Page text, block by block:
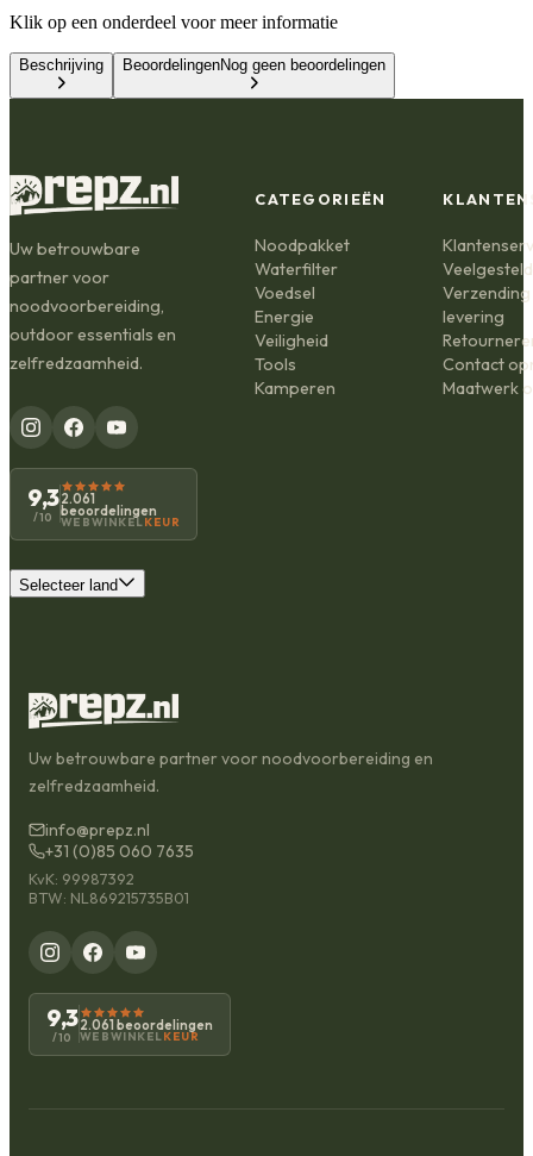
Klik op een onderdeel voor meer informatie
Beschrijving BeoordelingenNog geen beoordelingen
Uw betrouwbare
partner voor
noodvoorbereiding,
outdoor essentials en
zelfredzaamheid.
9,3
/10
2.061
beoordelingen
WEBWINKEL KEUR
Selecteer land
CATEGORIEËN
Noodpakket
Waterfilter
Voedsel
Energie
Veiligheid
Tools
Kamperen
Verzending
levering
Contact
Maatwerk
Uw betrouwbare partner voor noodvoorbereiding en
zelfredzaamheid.
info@prepz.nl
+31 (0)85 060 7635
KvK: 99987392
BTW: NL869215735B01
9,3
/10
2.061 beoordelingen
WEBWINKELKEUR